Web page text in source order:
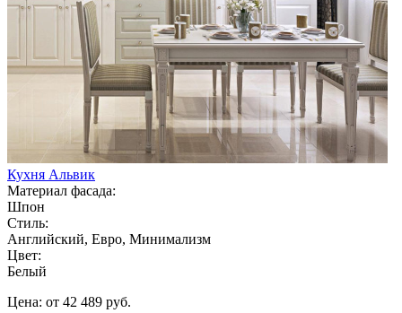
Кухня Альвик
Материал фасада:
Шпон
Стиль:
Английский, Евро, Минимализм
Цвет:
Белый
Цена: от 42 489 руб.